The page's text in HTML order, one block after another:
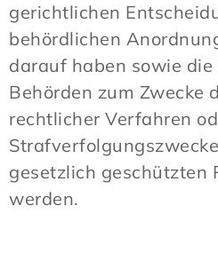
gerichtlichen
behördlichen
darauf haben sowie
Behörden zum Zwecke
rechtlicher Verfahren
gesetzlich geschützten
werden.